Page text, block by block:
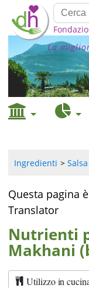
La
Ingredienti
Questa pagina
Translator
Nutrienti
Makhani
Utilizzo in